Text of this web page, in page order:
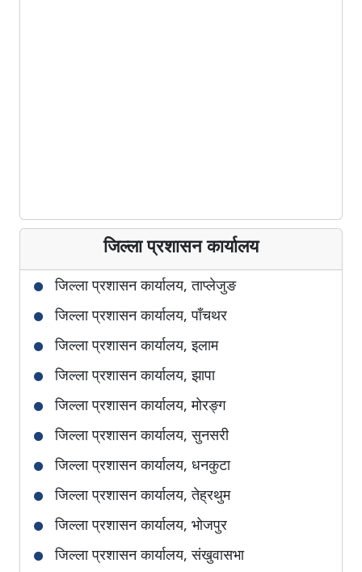
जिल्ला प्रशासन कार्यालय
जिल्ला प्रशासन कार्यालय, ताप्लेजुङ
जिल्ला प्रशासन कार्यालय, पाँचथर
जिल्ला प्रशासन कार्यालय, इलाम
जिल्ला प्रशासन कार्यालय, झापा
जिल्ला प्रशासन कार्यालय, मोरङ्ग
जिल्ला प्रशासन कार्यालय, सुनसरी
जिल्ला प्रशासन कार्यालय, धनकुटा
जिल्ला प्रशासन कार्यालय, तेह्रथुम
जिल्ला प्रशासन कार्यालय, भोजपुर
जिल्ला प्रशासन कार्यालय, संखुवासभा